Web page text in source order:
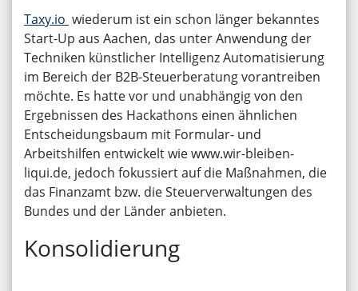
Taxy.io wiederum ist ein schon länger bekanntes
Start-Up aus Aachen, das unter Anwendung der
Techniken künstlicher Intelligenz Automatisierung
im Bereich der B2B-Steuerberatung vorantreiben
möchte. Es hatte vor und unabhängig von den
Ergebnissen des Hackathons einen ähnlichen
Entscheidungsbaum mit Formular- und
Arbeitshilfen entwickelt wie www.wir-bleiben-
liqui.de, jedoch fokussiert auf die Maßnahmen, die
das Finanzamt bzw. die Steuerverwaltungen des
Bundes und der Länder anbieten.
Konsolidierung